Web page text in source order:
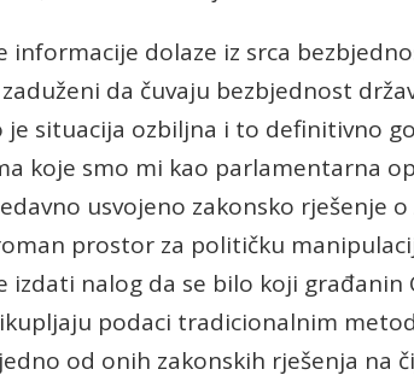
informacije dolaze iz srca
da čuvaju bezbjednost
je situacija ozbiljna i to definitivno
koje smo mi kao parlamentarna
usvojeno zakonsko rješenje o
prostor za političku
izdati nalog da se bilo koji građanin
podaci tradicionalnim
od onih zakonskih rješenja na